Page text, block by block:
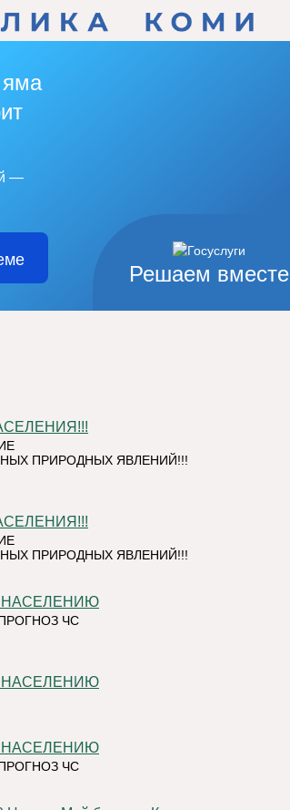
Решаем вместе
—
ПРИРОДНЫХ ЯВЛЕНИЙ!!!
ПРИРОДНЫХ ЯВЛЕНИЙ!!!
НАСЕЛЕНИЮ
ЧС
НАСЕЛЕНИЮ
НАСЕЛЕНИЮ
ЧС